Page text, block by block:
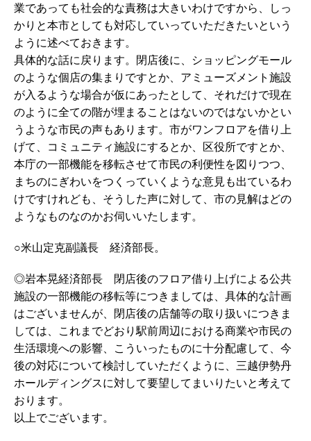
業であっても社会的な責務は大きいわけですから、しっ
かりと本市としても対応していっていただきたいという
ように述べておきます。
具体的な話に戻ります。閉店後に、ショッピングモール
のような個店の集まりですとか、アミューズメント施設
が入るような場合が仮にあったとして、それだけで現在
のように全ての階が埋まることはないのではないかとい
うような市民の声もあります。市がワンフロアを借り上
げて、コミュニティ施設にするとか、区役所ですとか、
本庁の一部機能を移転させて市民の利便性を図りつつ、
まちのにぎわいをつくっていくような意見も出ているわ
けですけれども、そうした声に対して、市の見解はどの
ようなものなのかお伺いいたします。
○米山定克副議長 経済部長。
◎岩本晃経済部長 閉店後のフロア借り上げによる公共
施設の一部機能の移転等につきましては、具体的な計画
はございませんが、閉店後の店舗等の取り扱いにつきま
しては、これまでどおり駅前周辺における商業や市民の
生活環境への影響、こういったものに十分配慮して、今
後の対応について検討していただくように、三越伊勢丹
ホールディングスに対して要望してまいりたいと考えて
おります。
以上でございます。